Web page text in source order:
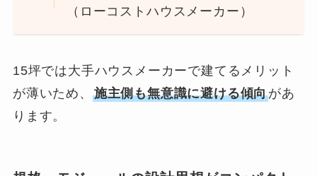
（ローコストハウスメーカー）
15坪では大手ハウスメーカーで建てるメリット
が薄いため、 施主側も無意識に避ける傾向があ
ります。